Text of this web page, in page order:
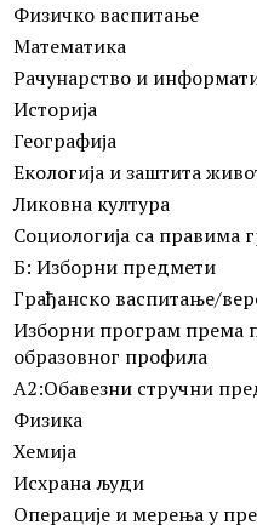
Физичко васпитање
Математика
Рачунарство и
Историја
Географија
Екологија и заштита
Ликовна култура
Социологија са правима
Б: Изборни предмети
Грађанско васпитање/
Изборни програм према
образовног профила
А2:Обавезни стручни
Физика
Хемија
Исхрана људи
Операције и мерења у